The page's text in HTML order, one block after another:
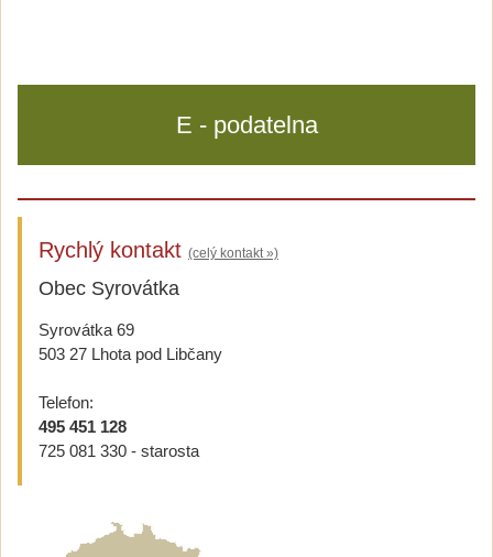
E - podatelna
Rychlý kontakt (celý kontakt »)
Obec Syrovátka
Syrovátka 69
503 27 Lhota pod Libčany
Telefon:
495 451 128
725 081 330 - starosta